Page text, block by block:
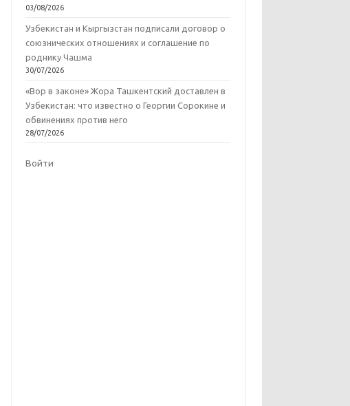
03/08/2026
Узбекистан и Кыргызстан подписали договор о
союзнических отношениях и соглашение по
роднику Чашма
30/07/2026
«Вор в законе» Жора Ташкентский доставлен в
Узбекистан: что известно о Георгии Сорокине и
обвинениях против него
28/07/2026
Войти